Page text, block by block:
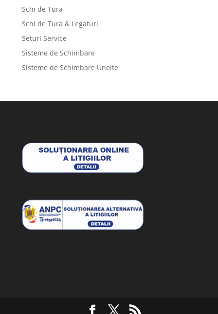
Schi de Tura
Schi de Tura & Legaturi
Seturi Service
Sisteme de Schimbare
Sisteme de Schimbare Unelte